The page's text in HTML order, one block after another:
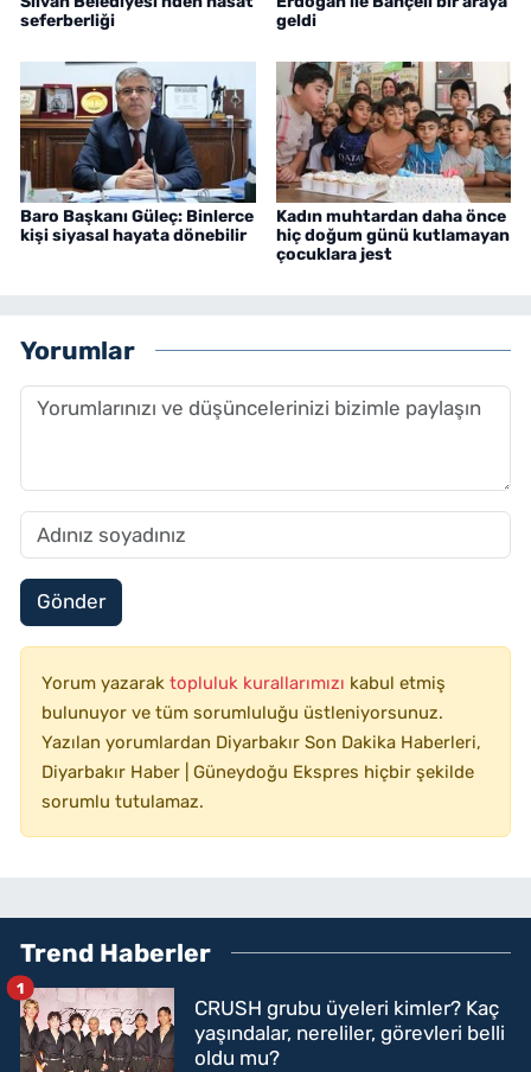
seferberliği
geldi
Baro Başkanı Güleç: Binlerce
kişi siyasal hayata dönebilir
Kadın muhtardan daha önce
hiç doğum günü kutlamayan
çocuklara jest
Yorumlar
Gönder
Yorum yazarak topluluk kurallarımızı kabul etmiş
bulunuyor ve tüm sorumluluğu üstleniyorsunuz.
Yazılan yorumlardan Diyarbakır Son Dakika Haberleri,
Diyarbakır Haber | Güneydoğu Ekspres hiçbir şekilde
sorumlu tutulamaz.
Trend Haberler
CRUSH grubu üyeleri kimler? Kaç
yaşındalar, nereliler, görevleri belli
oldu mu?
1